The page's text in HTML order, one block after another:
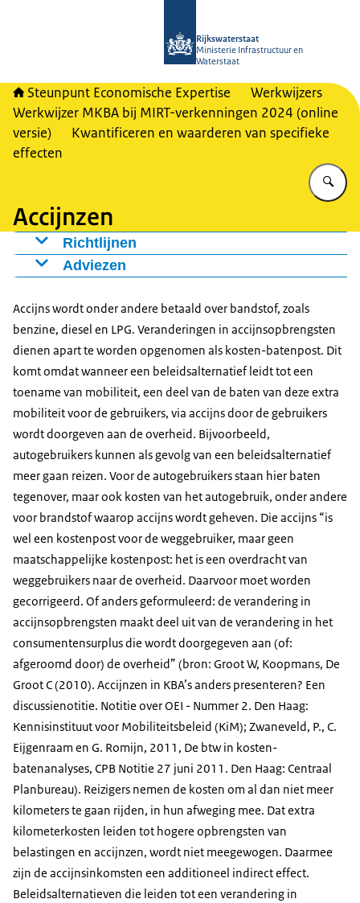
Rijkswaterstaat
Ministerie Infrastructuur en
Waterstaat
Steunpunt Economische Expertise
Werkwijzers
Werkwijzer MKBA bij MIRT-verkenningen 2024 (online
versie)
Kwantificeren en waarderen van specifieke
effecten
Accijnzen
Richtlijnen
Neem veranderingen in accijnsopbrengsten mee in
Tel verandering van de accijnsopbrengsten ten
gevolge van bijvoorbeeld kortere routes niet mee.
Adviezen
rekening met ontwikkeling van het
voertuigenbestand.
Accijns wordt onder andere betaald over bandstof, zoals
benzine, diesel en LPG. Veranderingen in accijnsopbrengsten
dienen apart te worden opgenomen als kosten-batenpost. Dit
komt omdat wanneer een beleidsalternatief leidt tot een
toename van mobiliteit, een deel van de baten van deze extra
mobiliteit voor de gebruikers, via accijns door de gebruikers
wordt doorgeven aan de overheid. Bijvoorbeeld,
autogebruikers kunnen als gevolg van een beleidsalternatief
meer gaan reizen. Voor de autogebruikers staan hier baten
tegenover, maar ook kosten van het autogebruik, onder andere
voor brandstof waarop accijns wordt geheven. Die accijns “is
wel een kostenpost voor de weggebruiker, maar geen
maatschappelijke kostenpost: het is een overdracht van
weggebruikers naar de overheid. Daarvoor moet worden
gecorrigeerd. Of anders geformuleerd: de verandering in
accijnsopbrengsten maakt deel uit van de verandering in het
consumentensurplus die wordt doorgegeven aan (of:
afgeroomd door) de overheid” (bron: Groot W, Koopmans, De
Groot C (2010). Accijnzen in KBA’s anders presenteren? Een
discussienotitie. Notitie over OEI - Nummer 2. Den Haag:
Kennisinstituut voor Mobiliteitsbeleid (KiM); Zwaneveld, P., C.
Eijgenraam en G. Romijn, 2011, De btw in kosten-
batenanalyses, CPB Notitie 27 juni 2011. Den Haag: Centraal
Planbureau). Reizigers nemen de kosten om al dan niet meer
kilometers te gaan rijden, in hun afweging mee. Dat extra
kilometerkosten leiden tot hogere opbrengsten van
belastingen en accijnzen, wordt niet meegewogen. Daarmee
zijn de accijnsinkomsten een additioneel indirect effect.
Beleidsalternatieven die leiden tot een verandering in